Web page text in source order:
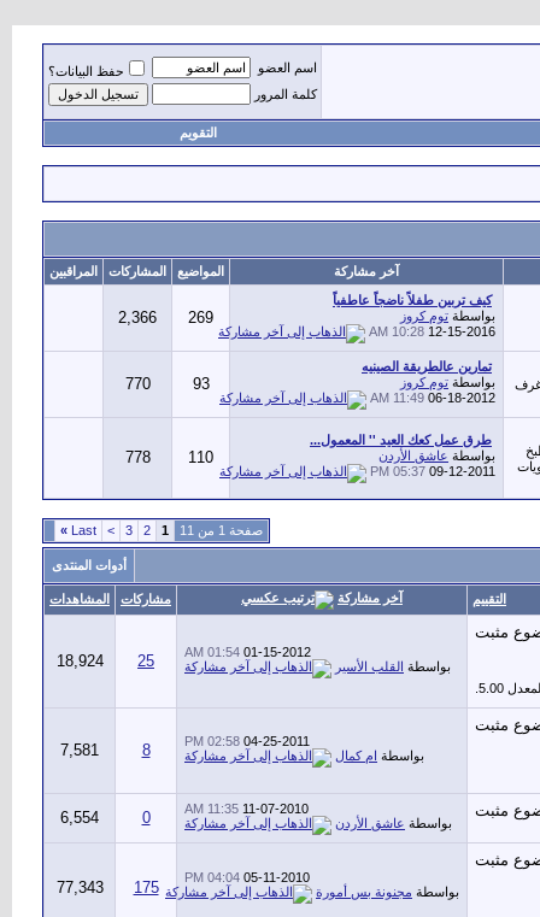
اسم العضو
حفظ البيانات؟
كلمة المرور
التقويم
آخر مشاركة المواضيع المشاركات
المراقبين
كيف تربين طفلاً ناضجاً عاطفياً
بواسطة توم كروز
12-15-2016
10:28 AM
269
2,366
غرف
تمارين عالطريقة الصينيه
بواسطة توم كروز
06-18-2012
11:49 AM
93
770
طرق عمل كعك العيد '' المعمول...
بواسطة عاشق الأردن
09-12-2011
05:37 PM
110
778
صفحة 1 من 11 1
2
3
>
Last
»
أدوات المنتدى
التقييم آخر مشاركة مشاركات المشاهدات
01-15-2012
01:54 AM
بواسطة القلب الأسير 25
18,924
04-25-2011
02:58 PM
بواسطة ام كمال 8
7,581
11-07-2010
11:35 AM
بواسطة عاشق الأردن 0
6,554
05-11-2010
04:04 PM
بواسطة مجنونة بس أمورة 175
77,343